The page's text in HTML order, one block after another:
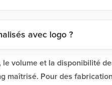
avec logo ?
volume et la disponibilité
maîtrisé. Pour des